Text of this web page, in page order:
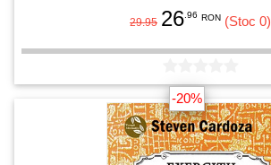
29.95 26 .96 RON (Stoc 0)
-20%